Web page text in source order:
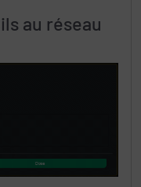
au réseau